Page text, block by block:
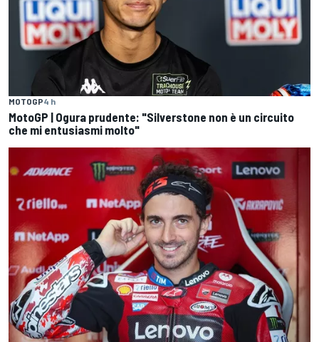
MOTOGP4 h
MotoGP | Ogura prudente: "Silverstone non è un circuito
che mi entusiasmi molto"